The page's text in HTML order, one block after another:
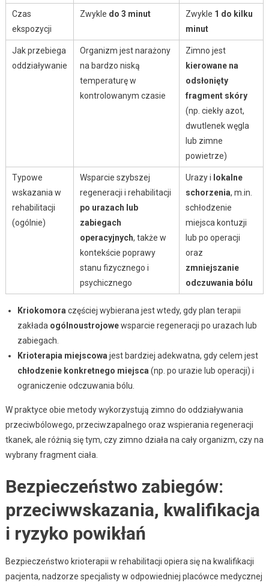
Czas
ekspozycji
Zwykle do 3 minut Zwykle 1 do kilku
minut
Jak przebiega
oddziaływanie
Organizm jest narażony
na bardzo niską
temperaturę w
kontrolowanym czasie
Zimno jest
kierowane na
odsłonięty
fragment skóry
(np. ciekły azot,
dwutlenek węgla
lub zimne
powietrze)
Typowe
wskazania w
rehabilitacji
(ogólnie)
Wsparcie szybszej
regeneracji i rehabilitacji
po urazach lub
zabiegach
operacyjnych, także w
kontekście poprawy
stanu fizycznego i
psychicznego
Urazy i lokalne
schorzenia, m.in.
schłodzenie
miejsca kontuzji
lub po operacji
oraz
zmniejszanie
odczuwania bólu
Kriokomora częściej wybierana jest wtedy, gdy plan terapii
zakłada ogólnoustrojowewsparcie regeneracji po urazach lub
zabiegach.
Krioterapia miejscowa jest bardziej adekwatna, gdy celem jest
chłodzenie konkretnego miejsca (np. po urazie lub operacji) i
ograniczenie odczuwania bólu.
W praktyce obie metody wykorzystują zimno do oddziaływania
przeciwbólowego, przeciwzapalnego oraz wspierania regeneracji
tkanek, ale różnią się tym, czy zimno działa na cały organizm, czy na
wybrany fragment ciała.
Bezpieczeństwo zabiegów:
przeciwwskazania, kwalifikacja
i ryzyko powikłań
Bezpieczeństwo krioterapii w rehabilitacji opiera się na kwalifikacji
pacjenta, nadzorze specjalisty w odpowiedniej placówce medycznej